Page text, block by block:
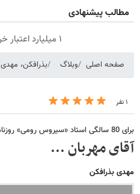
مطالب پیشنهادی
۱ میلیارد اعتبار خرید طلا | بدون ضامن و چک
صفحه اصلی وبلاگ بذرافکن، مهدی
۱ نفر
برای 80 سالگی استاد «سیروس رومی» روزنامه نگار پیشکسوت و پژوهشگر مطبوعات
آقای مهربان ...
مهدی بذرافکن